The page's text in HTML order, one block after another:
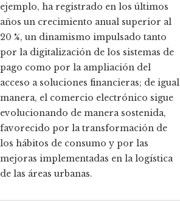
ejemplo, ha registrado en los últimos
años un crecimiento anual superior al
20 %, un dinamismo impulsado tanto
por la digitalización de los sistemas de
pago como por la ampliación del
acceso a soluciones financieras; de igual
manera, el comercio electrónico sigue
evolucionando de manera sostenida,
favorecido por la transformación de
los hábitos de consumo y por las
mejoras implementadas en la logística
de las áreas urbanas.